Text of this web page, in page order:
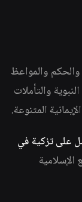
والمواعظ
والتأملات
المتنوعة.
على تزكية في